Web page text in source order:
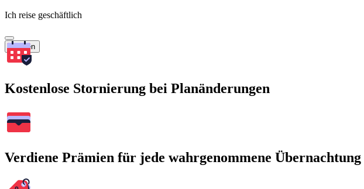
Ich reise geschäftlich
Suchen
Kostenlose Stornierung bei Planänderungen
Verdiene Prämien für jede wahrgenommene Übernachtung